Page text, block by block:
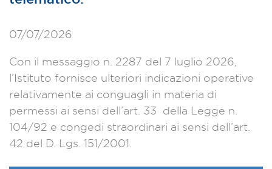
07/07/2026
Con il messaggio n. 2287 del 7 luglio 2026,
l’Istituto fornisce ulteriori indicazioni operative
relativamente ai conguagli in materia di
permessi ai sensi dell’art. 33 della Legge n.
104/92 e congedi straordinari ai sensi dell’art.
42 del D. Lgs. 151/2001.